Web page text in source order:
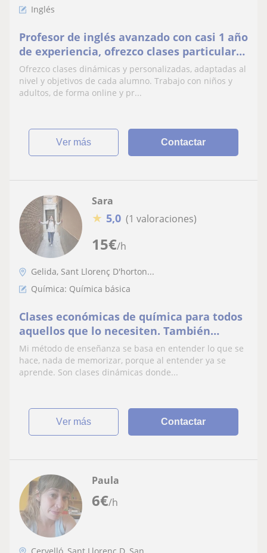
Inglés
Profesor de inglés avanzado con casi 1 año
de experiencia, ofrezco clases particulares
para niños
Ofrezco clases dinámicas y personalizadas, adaptadas al
nivel y objetivos de cada alumno. Trabajo con niños y
adultos, de forma online y pr...
ver más Contactar
15€/h
Sara
★ 5,0 (1 valoraciones)
Gelida, Sant Llorenç D'horton...
Química: Química básica
Clases económicas de química para todos
aquellos que lo necesiten. También
imparto clases de estudios primarios y
secundarios
Mi método de enseñanza se basa en entender lo que se
hace, nada de memorizar, porque al entender ya se
aprende. Son clases dinámicas donde...
ver más Contactar
6€/h
Paula